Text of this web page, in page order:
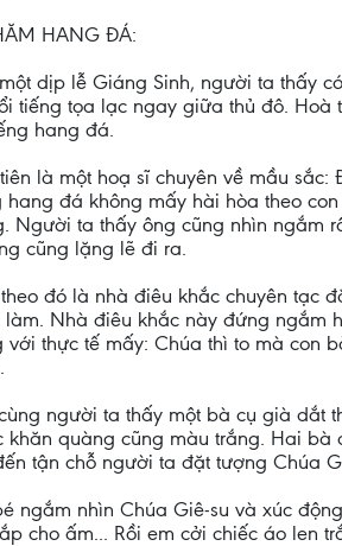
HANG ĐÁ:
dịp lễ Giáng Sinh, người ta thấy
tiếng tọa lạc ngay giữa thủ đô.
hang đá.
là một hoạ sĩ chuyên về mầu
hang đá không mấy hài hòa theo
Người ta thấy ông cũng nhìn ngắm
cũng lặng lẽ đi ra.
đó là nhà điêu khắc chuyên tạc
làm. Nhà điêu khắc này đứng ngắm
với thực tế mấy: Chúa thì to mà con
người ta thấy một bà cụ già dắt
khăn quàng cũng màu trắng. Hai
tận chỗ người ta đặt tượng Chúa
ngắm nhìn Chúa Giê-su và xúc
cho ấm... Rồi em cởi chiếc áo len